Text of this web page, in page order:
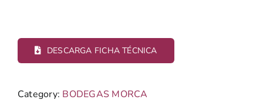
DESCARGA FICHA TÉCNICA
Category: BODEGAS MORCA